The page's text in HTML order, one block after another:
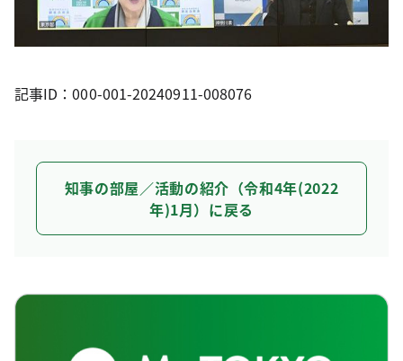
記事ID：000-001-20240911-008076
知事の部屋／活動の紹介（令和4年(2022
年)1月）に戻る